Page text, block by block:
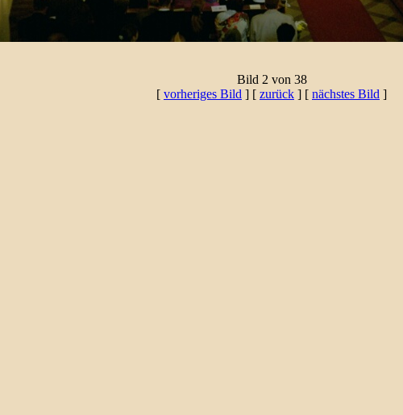
Bild 2 von 38
[ vorheriges Bild ] [ zurück ] [ nächstes Bild ]